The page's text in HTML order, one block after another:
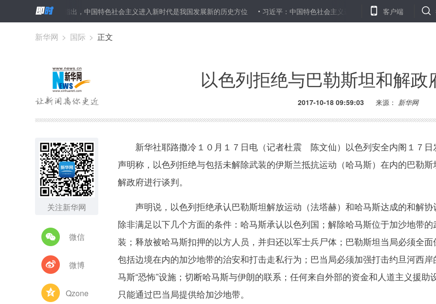
习近平指出，中国特色社会主义进入新时代是我国发展新的历史方位 习近平：中国特色社会主义进入了新时代 北约在立陶宛举行“
客户端
新华网 > 国际 > 正文
以色列拒绝与巴勒斯坦和解政
2017-10-18 09:59:03 来源： 新华网
关注新华网
微信
微博
Qzone
新华社耶路撒冷１０月１７日电（记者杜震 陈文仙）以色列安全内阁１７日
声明称，以色列拒绝与包括未解除武装的伊斯兰抵抗运动（哈马斯）在内的巴勒斯
解政府进行谈判。
声明说，以色列拒绝承认巴勒斯坦解放运动（法塔赫）和哈马斯达成的和解协
除非满足以下几个方面的条件：哈马斯承认以色列国；解除哈马斯位于加沙地带的
装；释放被哈马斯扣押的以方人员，并归还以军士兵尸体；巴勒斯坦当局必须全面
包括边境在内的加沙地带的治安和打击走私行为；巴当局必须加强打击约旦河西岸
马斯“恐怖”设施；切断哈马斯与伊朗的联系；任何来自外部的资金和人道主义援助
只能通过巴当局提供给加沙地带。